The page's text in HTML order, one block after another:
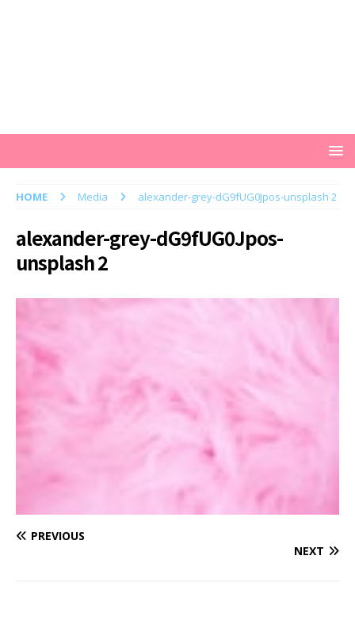
HOME Media alexander-grey-dG9fUG0Jpos-unsplash 2
alexander-grey-dG9fUG0Jpos-
unsplash 2
PREVIOUS
NEXT